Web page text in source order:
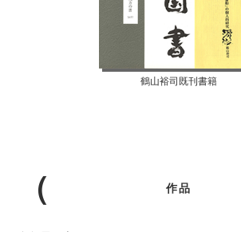
鶴山裕司既刊書籍
作品